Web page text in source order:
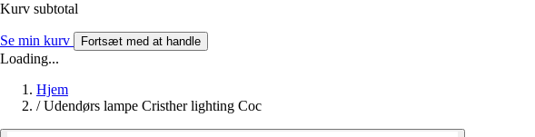
Kurv subtotal
Se min kurv Fortsæt med at handle
Loading...
Hjem
/ Udendørs lampe Cristher lighting Coc